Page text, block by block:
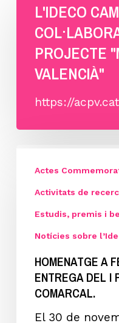
L'IDECO
PROJECTE
VALENCIÀ"
https://
FERRAN
ZURRIAGA
DEL
PREMI
D’INVESTIGACIÓ
Actes
Activitats de
Estudis, premis i
Notícies sobre
HOMENATGE A
ENTREGA DEL I
COMARCAL.
El 30 de